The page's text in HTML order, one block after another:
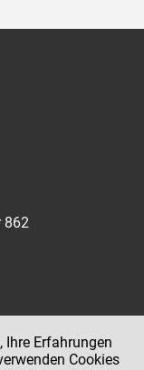
862
Ihre Erfahrungen
Cookies